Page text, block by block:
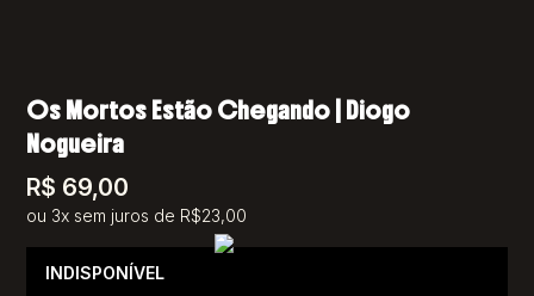
Os Mortos Estão Chegando | Diogo
Nogueira
R$ 69,00
ou 3x sem juros de R$23,00
INDISPONÍVEL